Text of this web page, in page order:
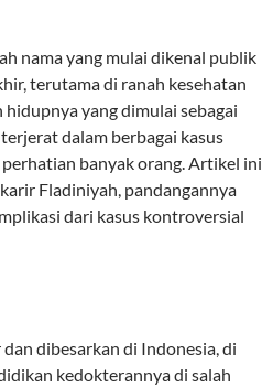
nama yang mulai dikenal publik
terutama di ranah kesehatan
hidupnya yang dimulai sebagai
dalam berbagai kasus
banyak orang. Artikel ini
Fladiniyah, pandangannya
dari kasus kontroversial
dan dibesarkan di Indonesia, di
kedokterannya di salah